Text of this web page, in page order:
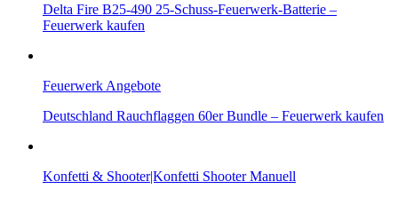
Delta Fire B25-490 25-Schuss-Feuerwerk-Batterie –
Feuerwerk kaufen
Feuerwerk Angebote
Deutschland Rauchflaggen 60er Bundle – Feuerwerk kaufen
Konfetti & Shooter|Konfetti Shooter Manuell